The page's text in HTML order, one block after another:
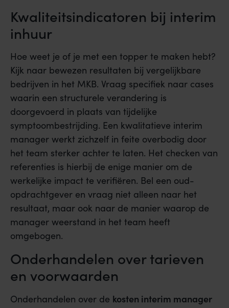
Kwaliteitsindicatoren bij interim
inhuur
Hoe weet je of je met een topper te maken hebt?
Kijk naar bewezen resultaten bij vergelijkbare
bedrijven in het MKB. Vraag specifiek naar cases
waarin een structurele verandering is
doorgevoerd in plaats van tijdelijke
symptoombestrijding. Een kwalitatieve interim
manager werkt zichzelf in feite overbodig door
het team sterker achter te laten. Het checken van
referenties is hierbij de enige manier om de
werkelijke impact te verifiëren. Bel een oud-
opdrachtgever en vraag niet alleen naar het
resultaat, maar ook naar de manier waarop de
manager weerstand in het team heeft
omgebogen.
Onderhandelen over tarieven
en voorwaarden
Onderhandelen over de kosten interim manager